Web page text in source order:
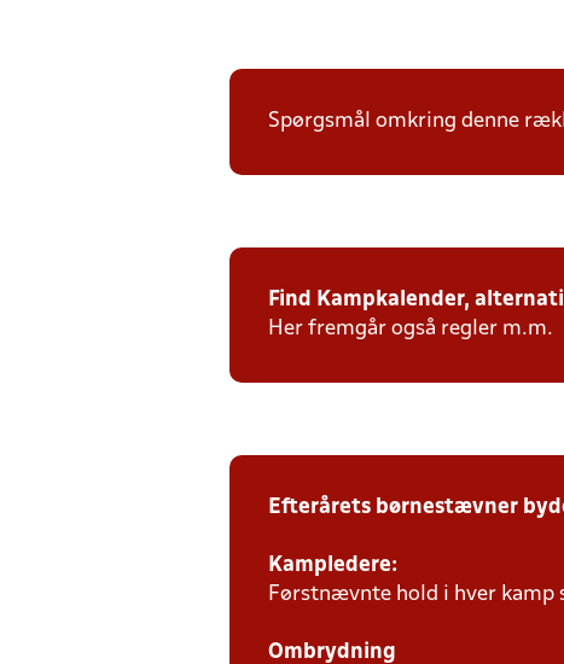
Spørgsmål omkring denne
Find Kampkalender,
Her fremgår også regler m.m.
Efterårets børnestævner
Kampledere:
Førstnævnte hold i hver kamp
Ombrydning